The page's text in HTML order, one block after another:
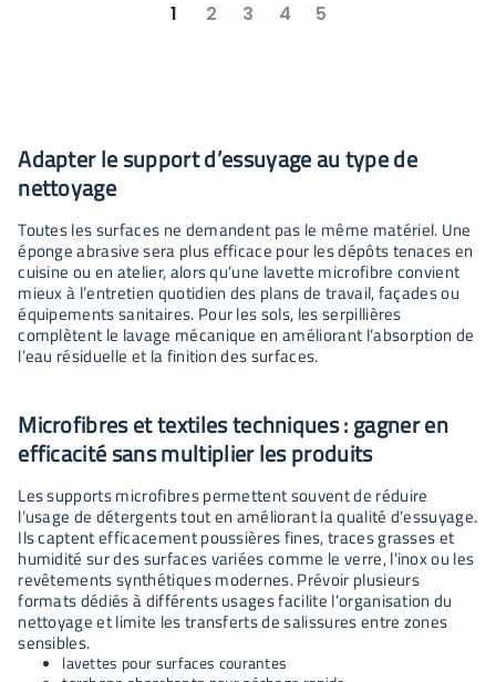
1 2 3 4 5
Adapter le support d’essuyage au type de
nettoyage
Toutes les surfaces ne demandent pas le même matériel. Une
éponge abrasive sera plus efficace pour les dépôts tenaces en
cuisine ou en atelier, alors qu’une lavette microfibre convient
mieux à l’entretien quotidien des plans de travail, façades ou
équipements sanitaires. Pour les sols, les serpillières
complètent le lavage mécanique en améliorant l’absorption de
l’eau résiduelle et la finition des surfaces.
Microfibres et textiles techniques : gagner en
efficacité sans multiplier les produits
Les supports microfibres permettent souvent de réduire
l’usage de détergents tout en améliorant la qualité d’essuyage.
Ils captent efficacement poussières fines, traces grasses et
humidité sur des surfaces variées comme le verre, l’inox ou les
revêtements synthétiques modernes. Prévoir plusieurs
formats dédiés à différents usages facilite l’organisation du
nettoyage et limite les transferts de salissures entre zones
sensibles.
lavettes pour surfaces courantes